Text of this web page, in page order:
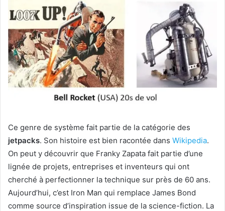
Ce genre de système fait partie de la catégorie des
jetpacks. Son histoire est bien racontée dans Wikipedia.
On peut y découvrir que Franky Zapata fait partie d’une
lignée de projets, entreprises et inventeurs qui ont
cherché à perfectionner la technique sur près de 60 ans.
Aujourd’hui, c’est Iron Man qui remplace James Bond
comme source d’inspiration issue de la science-fiction. La